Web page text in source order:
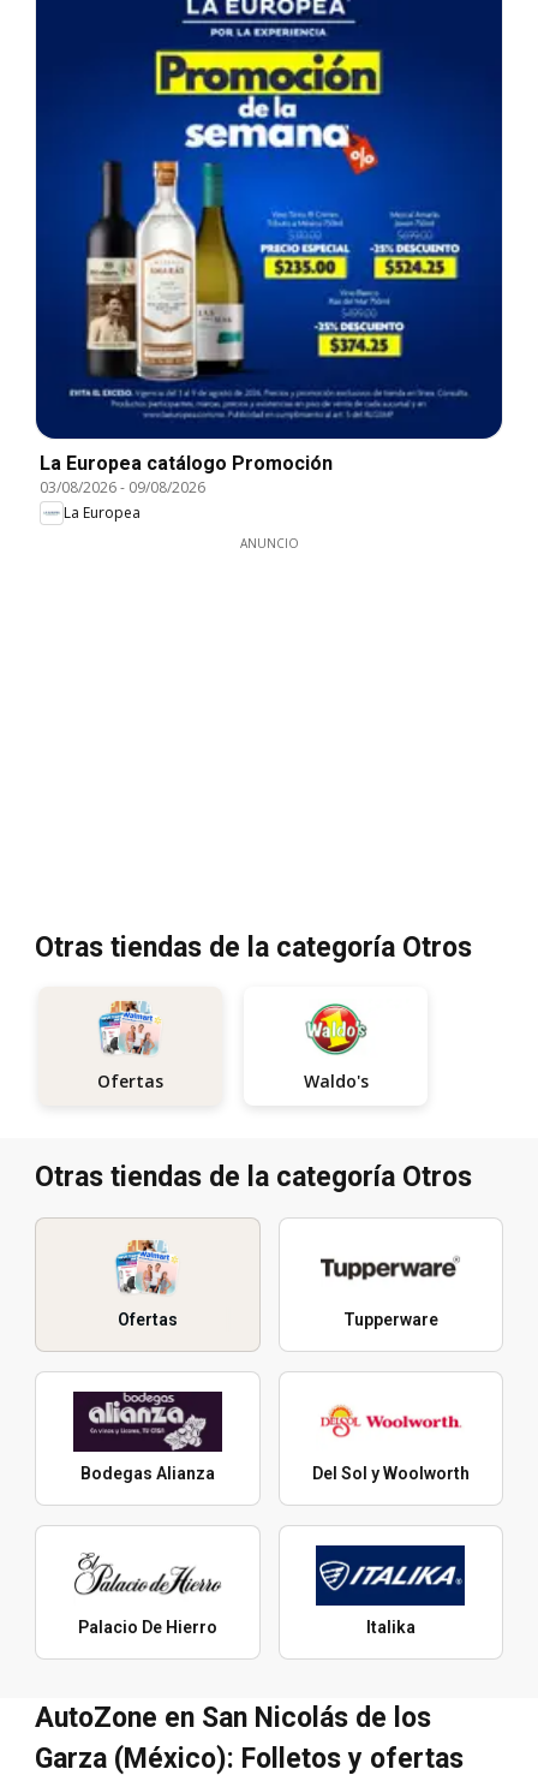
La Europea catálogo Promoción
03/08/2026- 09/08/2026
La Europea
ANUNCIO
Otras tiendas de la categoría Otros
Ofertas Waldo's
Otras tiendas de la categoría Otros
Ofertas Tupperware
Bodegas Alianza Del Sol y Woolworth
Palacio De Hierro Italika
AutoZone en San Nicolás de los
Garza (México): Folletos y ofertas